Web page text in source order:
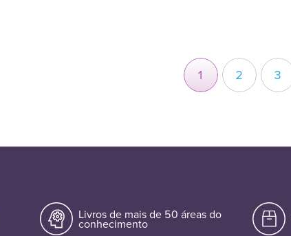
1 2 3
Livros de mais de 50 áreas do
conhecimento